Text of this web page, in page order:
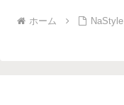
ホーム NaStyle